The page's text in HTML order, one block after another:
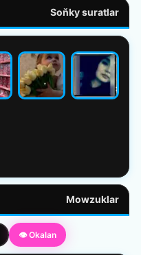
Soňky suratlar
Mowzuklar
👁️ Okalan